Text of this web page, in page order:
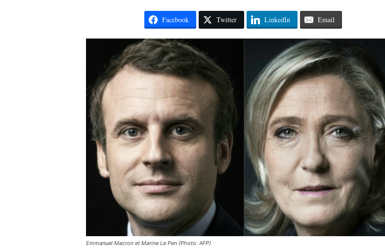
Facebook Twitter LinkedIn Email
Emmanuel Macron et Marine Le Pen (Photo: AFP)